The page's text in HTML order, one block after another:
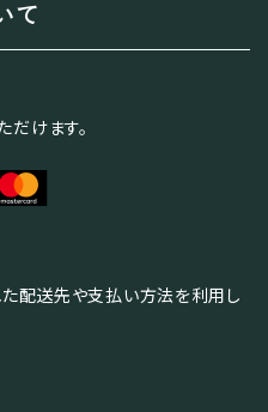
て
けます。
配送先や支払い方法を利用し